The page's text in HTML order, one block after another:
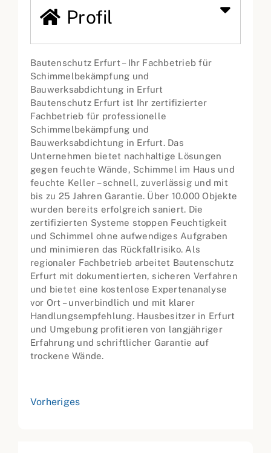
Profil
Bautenschutz Erfurt – Ihr Fachbetrieb für
Schimmelbekämpfung und
Bauwerksabdichtung in Erfurt
Bautenschutz Erfurt ist Ihr zertifizierter
Fachbetrieb für professionelle
Schimmelbekämpfung und
Bauwerksabdichtung in Erfurt. Das
Unternehmen bietet nachhaltige Lösungen
gegen feuchte Wände, Schimmel im Haus und
feuchte Keller – schnell, zuverlässig und mit
bis zu 25 Jahren Garantie. Über 10.000 Objekte
wurden bereits erfolgreich saniert. Die
zertifizierten Systeme stoppen Feuchtigkeit
und Schimmel ohne aufwendiges Aufgraben
und minimieren das Rückfallrisiko. Als
regionaler Fachbetrieb arbeitet Bautenschutz
Erfurt mit dokumentierten, sicheren Verfahren
und bietet eine kostenlose Expertenanalyse
vor Ort – unverbindlich und mit klarer
Handlungsempfehlung. Hausbesitzer in Erfurt
und Umgebung profitieren von langjähriger
Erfahrung und schriftlicher Garantie auf
trockene Wände.
Vorheriges